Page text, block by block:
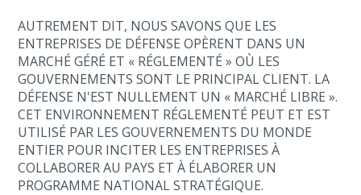
AUTREMENT DIT, NOUS SAVONS QUE LES
ENTREPRISES DE DÉFENSE OPÈRENT DANS UN
MARCHÉ GÉRÉ ET « RÉGLEMENTÉ » OÙ LES
GOUVERNEMENTS SONT LE PRINCIPAL CLIENT. LA
DÉFENSE N'EST NULLEMENT UN « MARCHÉ LIBRE ».
CET ENVIRONNEMENT RÉGLEMENTÉ PEUT ET EST
UTILISÉ PAR LES GOUVERNEMENTS DU MONDE
ENTIER POUR INCITER LES ENTREPRISES À
COLLABORER AU PAYS ET À ÉLABORER UN
PROGRAMME NATIONAL STRATÉGIQUE.